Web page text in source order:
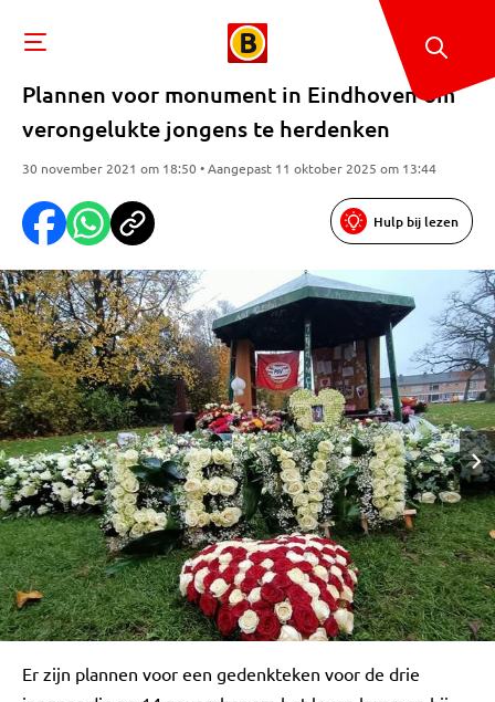
Plannen voor monument in Eindhoven om
verongelukte jongens te herdenken
30 november 2021 om 18:50 • Aangepast 11 oktober 2025 om 13:44
Hulp bij lezen
Er zijn plannen voor een gedenkteken voor de drie